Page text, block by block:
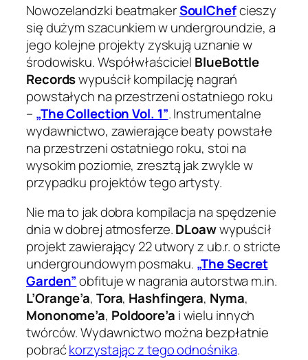
Nowozelandzki beatmakerSoulChefcieszy
się dużym szacunkiem w undergroundzie, a
jego kolejne projekty zyskują uznanie w
środowisku. Współwłaściciel BlueBottle
Recordswypuścił kompilację nagrań
powstałych na przestrzeni ostatniego roku
– „The Collection Vol. 1”. Instrumentalne
wydawnictwo, zawierające beaty powstałe
na przestrzeni ostatniego roku, stoi na
wysokim poziomie, zresztą jak zwykle w
przypadku projektów tego artysty.
Nie ma to jak dobra kompilacja na spędzenie
dnia w dobrej atmosferze.DLoawwypuścił
projekt zawierający 22 utwory z ub.r. o stricte
undergroundowym posmaku. „The Secret
Garden”obfituje w nagrania autorstwa m.in.
L’Orange’a, Tora, Hashfingera, Nyma,
Mononome’a, Poldoore’a i wielu innych
twórców. Wydawnictwo można bezpłatnie
pobraćkorzystając z tego odnośnika.